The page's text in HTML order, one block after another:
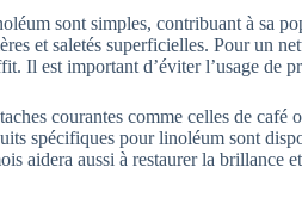
sont simples, contribuant à sa
et saletés superficielles. Pour un
Il est important d’éviter l’usage de
courantes comme celles de
spécifiques pour linoléum sont
aidera aussi à restaurer la brillance